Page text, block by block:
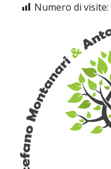
Numero di visite: